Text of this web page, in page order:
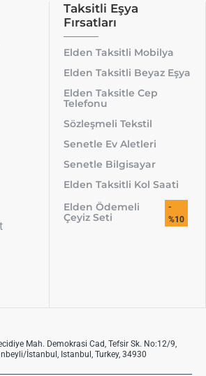
Taksitli Eşya
Fırsatları
Elden Taksitli Mobilya
Elden Taksitli Beyaz Eşya
Elden Taksitle Cep
Telefonu
Sözleşmeli Tekstil
Senetle Ev Aletleri
Senetle Bilgisayar
Elden Taksitli Kol Saati
Elden Ödemeli
Çeyiz Seti
-
%10
Mah. Demokrasi Cad, Tefsir Sk. No:12/9,
İstanbul, Istanbul, Turkey, 34930